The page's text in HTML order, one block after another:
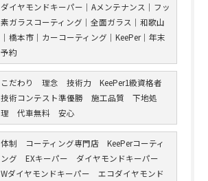
ダイヤモンドキーパー｜Aメンテナンス｜フッ
素ガラスコーティング｜全面ガラス｜和歌山
｜橋本市｜カーコーティング｜KeePer｜年末
予約
こだわり 理念 技術力 KeePer1級資格者
技術コンテスト準優勝 施工品質 下地処
理 代車無料 安心
体制 コーティング専門店 KeePerコーティ
ング EXキーパー ダイヤモンドキーパー
Wダイヤモンドキーパー エコダイヤモンド